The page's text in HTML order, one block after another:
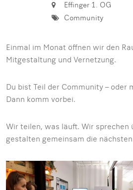
Effinger 1. OG
Community
Einmal im Monat öffnen wir den
Mitgestaltung und Vernetzung.
Du bist Teil der Community – oder
Dann komm vorbei.
Wir teilen, was läuft. Wir sprechen
gestalten gemeinsam die